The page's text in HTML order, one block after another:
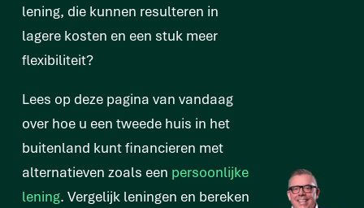
lening, die kunnen resulteren in
lagere kosten en een stuk meer
flexibiliteit?
Lees op deze pagina van vandaag
over hoe u een tweede huis in het
buitenland kunt financieren met
alternatieven zoals een persoonlijke
lening. Vergelijk leningen en bereken